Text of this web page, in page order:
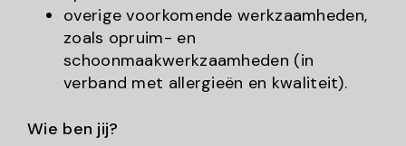
overige voorkomende werkzaamheden,
zoals opruim- en
schoonmaakwerkzaamheden (in
verband met allergieën en kwaliteit).
Wie ben jij?